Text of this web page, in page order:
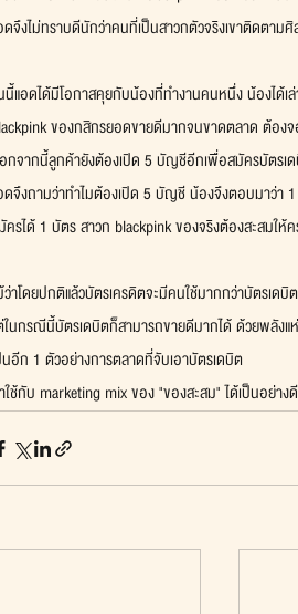
ดจึงไม่ทราบดีนักว่าคนที่เป็นสาวกตัวจริงเขาติดตา
นี้แอดได้มีโอกาสคุยกับน้องที่ทำงานคนหนึ่ง น้องได้เ
ของกสิกรยอดขายดีมากจนขาดตลาด ต้องจ
กจากนี้ลูกค้ายังต้องเปิด 5 บัญชีอีกเพื่อสมัครบัตรเ
ดจึงถามว่าทำไมต้องเปิด 5 บัญชี น้องจึงตอบมาว่า
ครได้ 1 บัตร สาวก blackpink ของจริงต้องสะสมให้
ว่าโดยปกติแล้วบัตรเครดิตจะมีคนใช้มากกว่าบัตรเดบิต
ในกรณีนี้บัตรเดบิตก็สามารถขายดีมากได้ ด้วยพลังแ
นอีก 1 ตัวอย่างการตลาดที่จับเอาบัตรเดบิต
ใช้กับ marketing mix ของ "ของสะสม" ได้เป็นอย่างดี